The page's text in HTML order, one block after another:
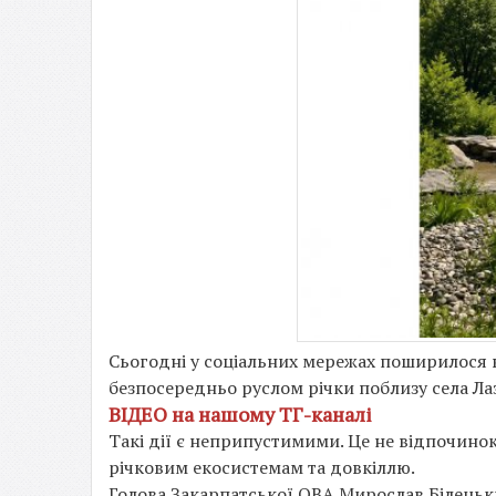
Сьогодні у соціальних мережах поширилося
безпосередньо руслом річки поблизу села
ВІДЕО на нашому ТГ-каналі
Такі дії є неприпустимими. Це не
річковим екосистемам та довкіллю.